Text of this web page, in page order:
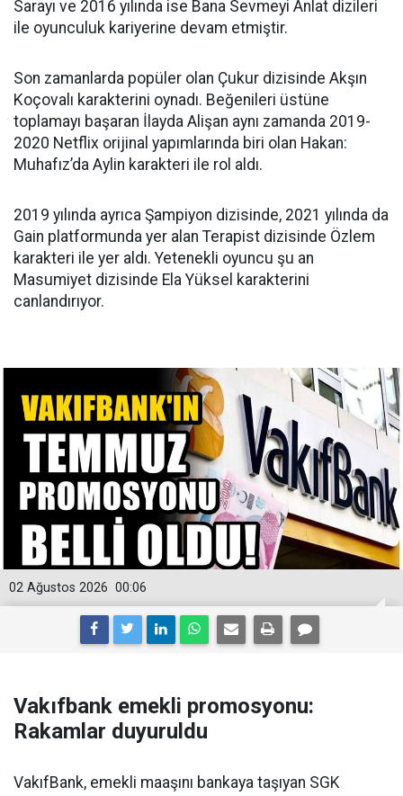
Sarayı ve 2016 yılında ise Bana Sevmeyi Anlat dizileri
ile oyunculuk kariyerine devam etmiştir.
Son zamanlarda popüler olan Çukur dizisinde Akşın
Koçovalı karakterini oynadı. Beğenileri üstüne
toplamayı başaran İlayda Alişan aynı zamanda 2019-
2020 Netflix orijinal yapımlarında biri olan Hakan:
Muhafız’da Aylin karakteri ile rol aldı.
2019 yılında ayrıca Şampiyon dizisinde, 2021 yılında da
Gain platformunda yer alan Terapist dizisinde Özlem
karakteri ile yer aldı. Yetenekli oyuncu şu an
Masumiyet dizisinde Ela Yüksel karakterini
canlandırıyor.
00:06
02 Ağustos 2026
Vakıfbank emekli promosyonu:
Rakamlar duyuruldu
VakıfBank, emekli maaşını bankaya taşıyan SGK